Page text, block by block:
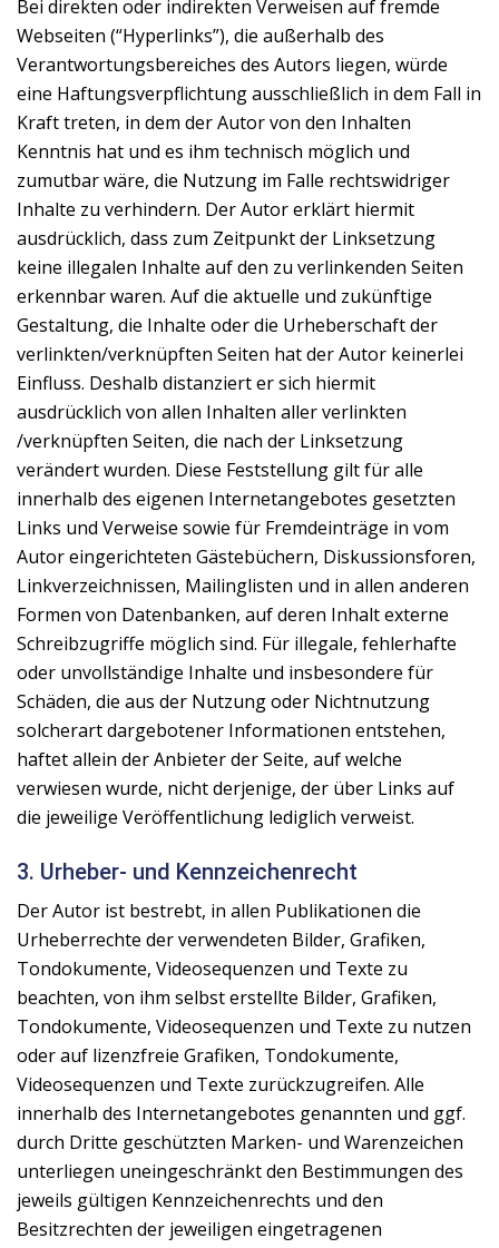
Bei direkten oder indirekten Verweisen auf fremde
Webseiten (“Hyperlinks”), die außerhalb des
Verantwortungsbereiches des Autors liegen, würde
eine Haftungsverpflichtung ausschließlich in dem Fall in
Kraft treten, in dem der Autor von den Inhalten
Kenntnis hat und es ihm technisch möglich und
zumutbar wäre, die Nutzung im Falle rechtswidriger
Inhalte zu verhindern. Der Autor erklärt hiermit
ausdrücklich, dass zum Zeitpunkt der Linksetzung
keine illegalen Inhalte auf den zu verlinkenden Seiten
erkennbar waren. Auf die aktuelle und zukünftige
Gestaltung, die Inhalte oder die Urheberschaft der
verlinkten/verknüpften Seiten hat der Autor keinerlei
Einfluss. Deshalb distanziert er sich hiermit
ausdrücklich von allen Inhalten aller verlinkten
/verknüpften Seiten, die nach der Linksetzung
verändert wurden. Diese Feststellung gilt für alle
innerhalb des eigenen Internetangebotes gesetzten
Links und Verweise sowie für Fremdeinträge in vom
Autor eingerichteten Gästebüchern, Diskussionsforen,
Linkverzeichnissen, Mailinglisten und in allen anderen
Formen von Datenbanken, auf deren Inhalt externe
Schreibzugriffe möglich sind. Für illegale, fehlerhafte
oder unvollständige Inhalte und insbesondere für
Schäden, die aus der Nutzung oder Nichtnutzung
solcherart dargebotener Informationen entstehen,
haftet allein der Anbieter der Seite, auf welche
verwiesen wurde, nicht derjenige, der über Links auf
die jeweilige Veröffentlichung lediglich verweist.
3. Urheber- und Kennzeichenrecht
Der Autor ist bestrebt, in allen Publikationen die
Urheberrechte der verwendeten Bilder, Grafiken,
Tondokumente, Videosequenzen und Texte zu
beachten, von ihm selbst erstellte Bilder, Grafiken,
Tondokumente, Videosequenzen und Texte zu nutzen
oder auf lizenzfreie Grafiken, Tondokumente,
Videosequenzen und Texte zurückzugreifen. Alle
innerhalb des Internetangebotes genannten und ggf.
durch Dritte geschützten Marken- und Warenzeichen
unterliegen uneingeschränkt den Bestimmungen des
jeweils gültigen Kennzeichenrechts und den
Besitzrechten der jeweiligen eingetragenen